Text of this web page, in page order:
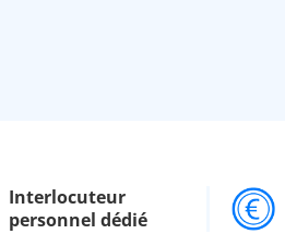
Interlocuteur
personnel dédié